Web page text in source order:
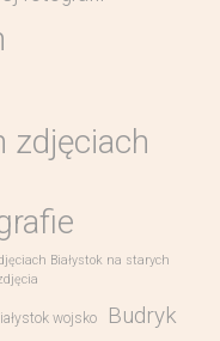
zdjęciach
Białystok na starych
wojsko Budryk